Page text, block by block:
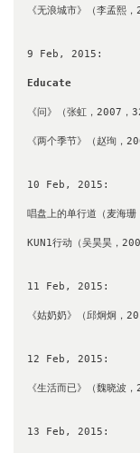
《无浪城市》（李孟熙
9 Feb, 2015:
Educate
《问》（张虹，2007，
《两个季节》（赵珣，
10 Feb, 2015:
唱盘上的单行道（麦海珊
KUN1行动（吴昊昊，
11 Feb, 2015:
《姑奶奶》（邱炯炯，
12 Feb, 2015:
《生活而已》（魏晓波
13 Feb, 2015: